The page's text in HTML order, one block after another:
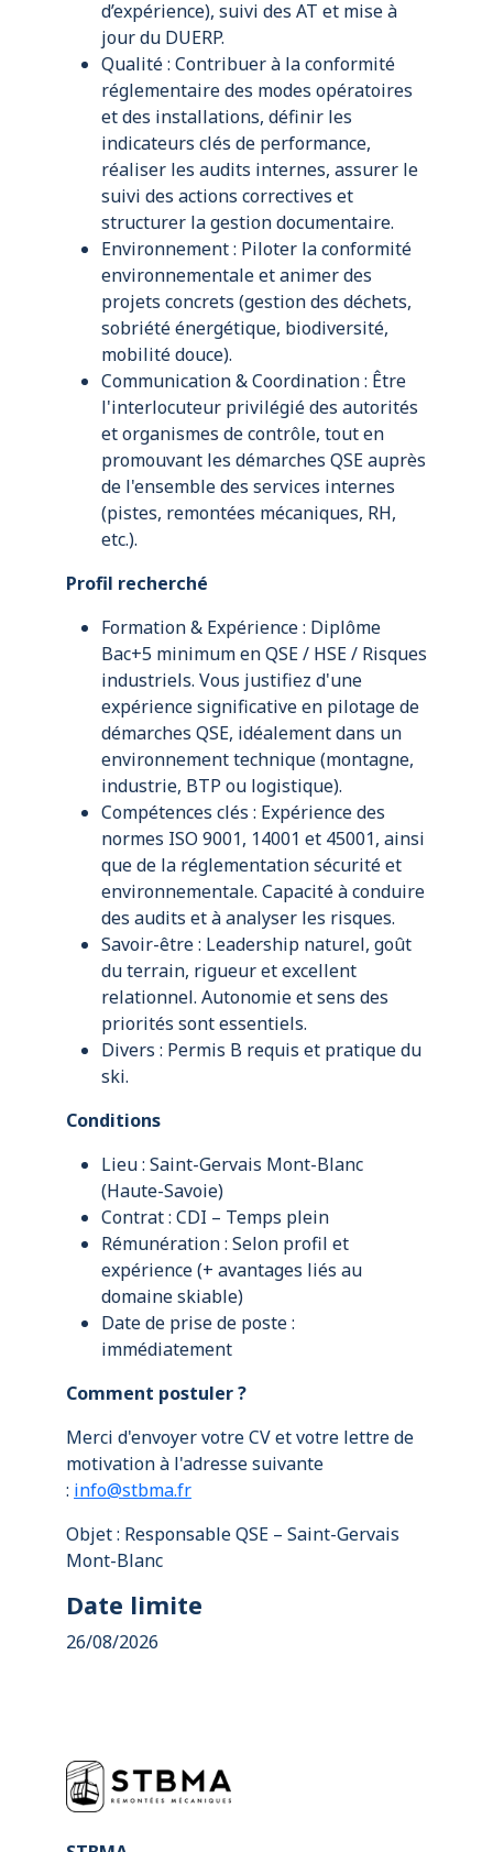
d’expérience), suivi des AT et mise à
jour du DUERP.
Qualité : Contribuer à la conformité
réglementaire des modes opératoires
et des installations, définir les
indicateurs clés de performance,
réaliser les audits internes, assurer le
suivi des actions correctives et
structurer la gestion documentaire.
Environnement : Piloter la conformité
environnementale et animer des
projets concrets (gestion des déchets,
sobriété énergétique, biodiversité,
mobilité douce).
Communication & Coordination : Être
l'interlocuteur privilégié des autorités
et organismes de contrôle, tout en
promouvant les démarches QSE auprès
de l'ensemble des services internes
(pistes, remontées mécaniques, RH,
etc.).
Profil recherché
Formation & Expérience : Diplôme
Bac+5 minimum en QSE / HSE / Risques
industriels. Vous justifiez d'une
expérience significative en pilotage de
démarches QSE, idéalement dans un
environnement technique (montagne,
industrie, BTP ou logistique).
Compétences clés : Expérience des
normes ISO 9001, 14001 et 45001, ainsi
que de la réglementation sécurité et
environnementale. Capacité à conduire
des audits et à analyser les risques.
Savoir-être : Leadership naturel, goût
du terrain, rigueur et excellent
relationnel. Autonomie et sens des
priorités sont essentiels.
Divers : Permis B requis et pratique du
ski.
Conditions
Lieu : Saint-Gervais Mont-Blanc
(Haute-Savoie)
Contrat : CDI – Temps plein
Rémunération : Selon profil et
expérience (+ avantages liés au
domaine skiable)
Date de prise de poste :
immédiatement
Comment postuler ?
Merci d'envoyer votre CV et votre lettre de
motivation à l'adresse suivante
: info@stbma.fr
Objet : Responsable QSE – Saint-Gervais
Mont-Blanc
Date limite
26/08/2026